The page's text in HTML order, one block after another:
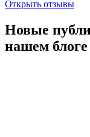
Открыть отзывы
Новые
нашем блоге